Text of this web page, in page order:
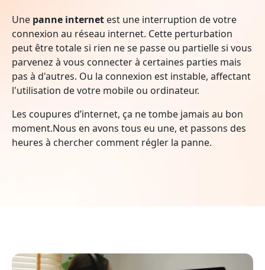
Une panne internet est une interruption de votre
connexion au réseau internet. Cette perturbation
peut être totale si rien ne se passe ou partielle si vous
parvenez à vous connecter à certaines parties mais
pas à d'autres. Ou la connexion est instable, affectant
l'utilisation de votre mobile ou ordinateur.
Les coupures d’internet, ça ne tombe jamais au bon
moment.Nous en avons tous eu une, et passons des
heures à chercher comment régler la panne.